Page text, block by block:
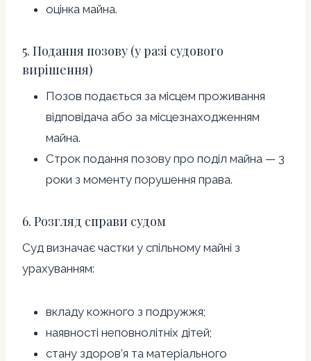
оцінка майна.
5. Подання позову (у разі судового
вирішення)
Позов подається за місцем проживання
відповідача або за місцезнаходженням
майна.
Строк подання позову про поділ майна — 3
роки з моменту порушення права.
6. Розгляд справи судом
Суд визначає частки у спільному майні з
урахуванням:
вкладу кожного з подружжя;
наявності неповнолітніх дітей;
стану здоров’я та матеріального